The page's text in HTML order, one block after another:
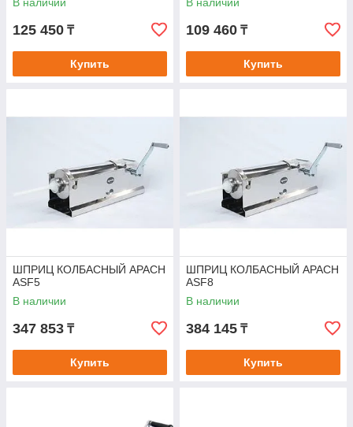
125 450 ₸
Купить
109 460 ₸
Купить
ШПРИЦ КОЛБАСНЫЙ APACH
ASF5
В наличии
347 853 ₸
Купить
ШПРИЦ КОЛБАСНЫЙ APACH
ASF8
В наличии
384 145 ₸
Купить